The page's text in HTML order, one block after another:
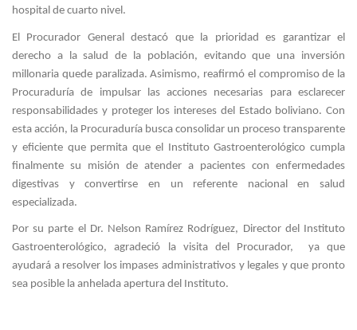
hospital de cuarto nivel.
El Procurador General destacó que la prioridad es garantizar el
derecho a la salud de la población, evitando que una inversión
millonaria quede paralizada. Asimismo, reafirmó el compromiso de la
Procuraduría de impulsar las acciones necesarias para esclarecer
responsabilidades y proteger los intereses del Estado boliviano. Con
esta acción, la Procuraduría busca consolidar un proceso transparente
y eficiente que permita que el Instituto Gastroenterológico cumpla
finalmente su misión de atender a pacientes con enfermedades
digestivas y convertirse en un referente nacional en salud
especializada.
Por su parte el Dr. Nelson Ramírez Rodríguez, Director del Instituto
Gastroenterológico, agradeció la visita del Procurador, ya que
ayudará a resolver los impases administrativos y legales y que pronto
sea posible la anhelada apertura del Instituto.